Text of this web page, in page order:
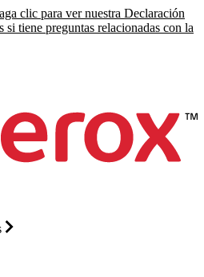
clic para ver nuestra Declaración
si tiene preguntas relacionadas con la